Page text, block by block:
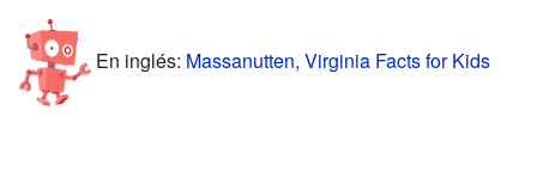
En inglés: Massanutten, Virginia Facts for Kids